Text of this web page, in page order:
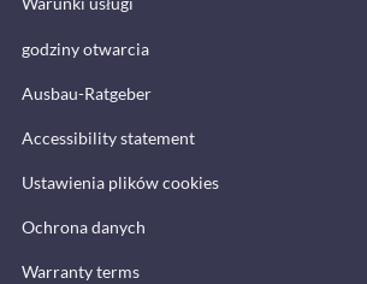
godziny otwarcia
Ausbau-Ratgeber
Accessibility statement
Ustawienia plików cookies
Ochrona danych
Warranty terms